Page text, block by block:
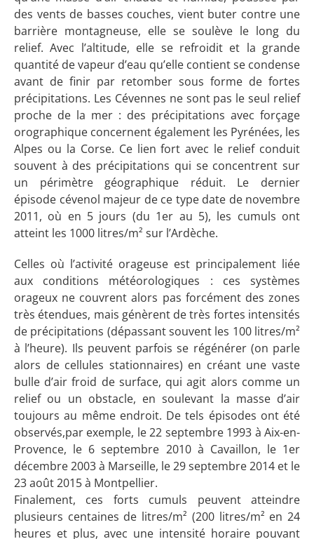
des vents de basses couches, vient buter contre une
barrière montagneuse, elle se soulève le long du
relief. Avec l’altitude, elle se refroidit et la grande
quantité de vapeur d’eau qu’elle contient se condense
avant de finir par retomber sous forme de fortes
précipitations. Les Cévennes ne sont pas le seul relief
proche de la mer : des précipitations avec forçage
orographique concernent également les Pyrénées, les
Alpes ou la Corse. Ce lien fort avec le relief conduit
souvent à des précipitations qui se concentrent sur
un périmètre géographique réduit. Le dernier
épisode cévenol majeur de ce type date de novembre
2011, où en 5 jours (du 1er au 5), les cumuls ont
atteint les 1000 litres/m² sur l’Ardèche.
Celles où l’activité orageuse est principalement liée
aux conditions météorologiques : ces systèmes
orageux ne couvrent alors pas forcément des zones
très étendues, mais génèrent de très fortes intensités
de précipitations (dépassant souvent les 100 litres/m²
à l’heure). Ils peuvent parfois se régénérer (on parle
alors de cellules stationnaires) en créant une vaste
bulle d’air froid de surface, qui agit alors comme un
relief ou un obstacle, en soulevant la masse d’air
toujours au même endroit. De tels épisodes ont été
observés,par exemple, le 22 septembre 1993 à Aix-en-
Provence, le 6 septembre 2010 à Cavaillon, le 1er
décembre 2003 à Marseille, le 29 septembre 2014 et le
23 août 2015 à Montpellier.
Finalement, ces forts cumuls peuvent atteindre
plusieurs centaines de litres/m² (200 litres/m² en 24
heures et plus, avec une intensité horaire pouvant